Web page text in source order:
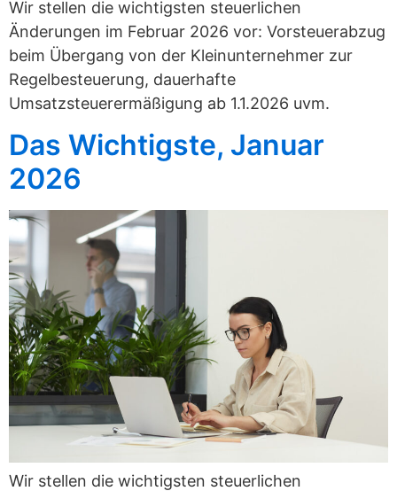
Wir stellen die wichtigsten steuerlichen
Änderungen im Februar 2026 vor: Vorsteuerabzug
beim Übergang von der Kleinunternehmer zur
Regelbesteuerung, dauerhafte
Umsatzsteuerermäßigung ab 1.1.2026 uvm.
Das Wichtigste, Januar
2026
Wir stellen die wichtigsten steuerlichen